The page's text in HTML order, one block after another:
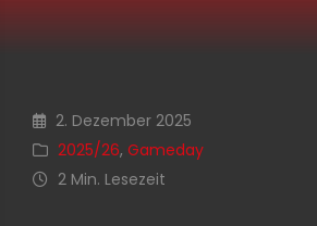
2. Dezember 2025
2025/26, Gameday
2 Min. Lesezeit